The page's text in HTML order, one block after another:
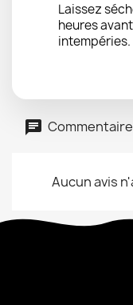
Laissez
heures
intempéries.
Aucun avis